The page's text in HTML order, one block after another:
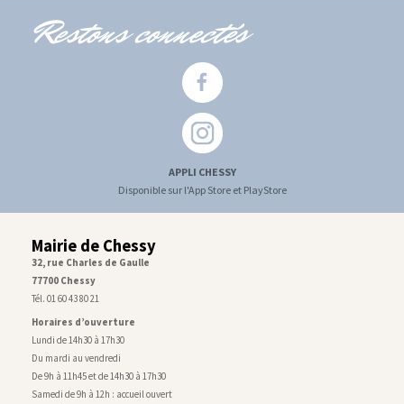
Restons connectés
APPLI CHESSY
Disponible sur l'App Store et PlayStore
Mairie de Chessy
32, rue Charles de Gaulle
77700 Chessy
Tél. 01 60 43 80 21
Horaires d’ouverture
Lundi de 14h30 à 17h30
Du mardi au vendredi
De 9h à 11h45 et de 14h30 à 17h30
Samedi de 9h à 12h : accueil ouvert